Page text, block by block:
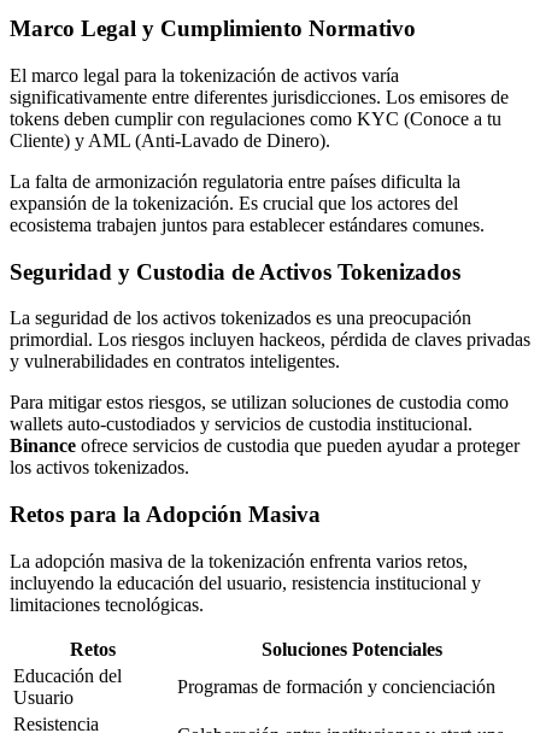
Marco Legal y Cumplimiento Normativo
El marco legal para la tokenización de activos varía
significativamente entre diferentes jurisdicciones. Los emisores de
tokens deben cumplir con regulaciones como KYC (Conoce a tu
Cliente) y AML (Anti-Lavado de Dinero).
La falta de armonización regulatoria entre países dificulta la
expansión de la tokenización. Es crucial que los actores del
ecosistema trabajen juntos para establecer estándares comunes.
Seguridad y Custodia de Activos Tokenizados
La seguridad de los activos tokenizados es una preocupación
primordial. Los riesgos incluyen hackeos, pérdida de claves privadas
y vulnerabilidades en contratos inteligentes.
Para mitigar estos riesgos, se utilizan soluciones de custodia como
wallets auto-custodiados y servicios de custodia institucional.
Binance ofrece servicios de custodia que pueden ayudar a proteger
los activos tokenizados.
Retos para la Adopción Masiva
La adopción masiva de la tokenización enfrenta varios retos,
incluyendo la educación del usuario, resistencia institucional y
limitaciones tecnológicas.
Retos
Soluciones Potenciales
Educación del
Usuario
Programas de formación y concienciación
Resistencia